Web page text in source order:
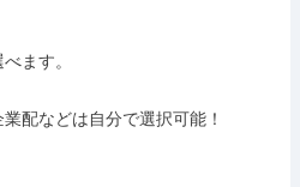
ます。
配などは自分で選択可能！